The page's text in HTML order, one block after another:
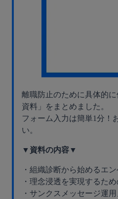
離職防止のために具体的
資料」をまとめました。
フォーム入力は簡単1分！
い。
▼資料の内容▼
・組織診断から始めるエ
・理念浸透を実現するた
・サンクスメッセージ運